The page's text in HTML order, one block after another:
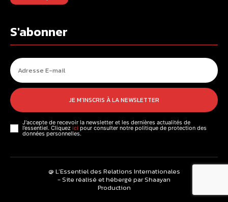
4,00 €
S'abonner
JE M'INSCRIS À LA NEWSLETTER
J'accepte de recevoir la newsletter et les dernières actualités de
l’essentiel. Cliquez ici pour consulter notre politique de protection des
données personnelles.
@ L’Essentiel des Relations Internationales
- Site réalisé et hébergé par Shaayan
Production